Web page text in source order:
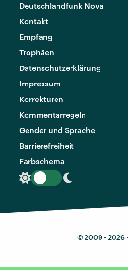
Deutschlandfunk Nova
Kontakt
Empfang
Trophäen
Datenschutzerklärung
Impressum
Korrekturen
Kommentarregeln
Gender und Sprache
Barrierefreiheit
Farbschema
© 2009 - 2026 ·